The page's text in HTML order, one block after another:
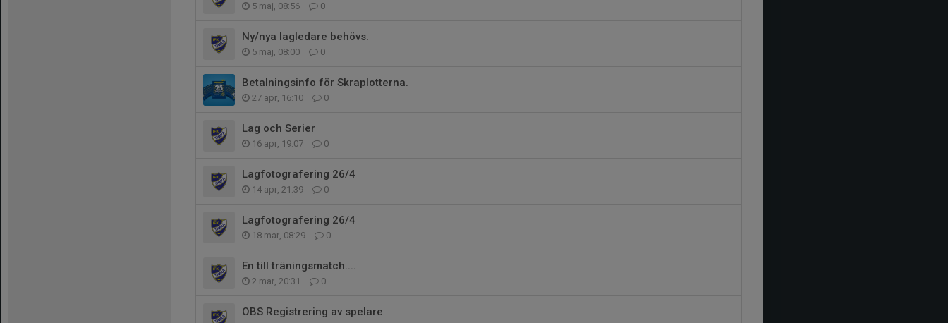
5 maj, 08:56 0
Ny/nya lagledare behövs.
5 maj, 08:00 0
Betalningsinfo för Skraplotterna.
27 apr, 16:10 0
Lag och Serier
16 apr, 19:07 0
Lagfotografering 26/4
14 apr, 21:39 0
Lagfotografering 26/4
18 mar, 08:29 0
En till träningsmatch....
2 mar, 20:31 0
OBS Registrering av spelare